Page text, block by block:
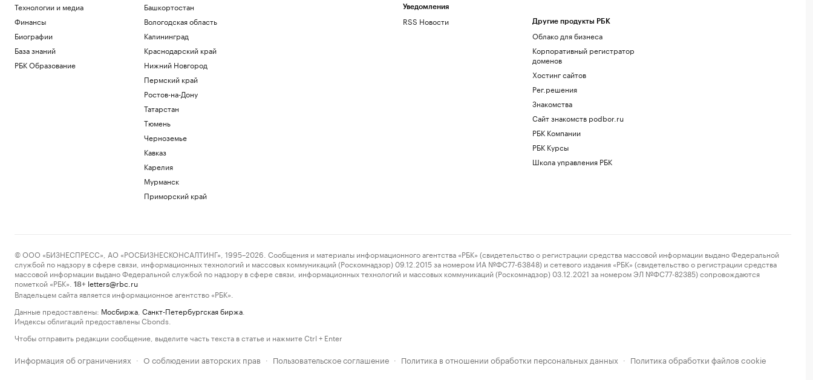
Технологии и медиа
Финансы
Биографии
База знаний
РБК Образование
Башкортостан
Вологодская область
Калининград
Краснодарский край
Нижний Новгород
Пермский край
Ростов-на-Дону
Татарстан
Тюмень
Черноземье
Кавказ
Карелия
Мурманск
Приморский край
Уведомления
RSS Новости Другие продукты РБК
Облако для бизнеса
Корпоративный регистратор
доменов
Хостинг сайтов
Рег.решения
Знакомства
Сайт знакомств podbor.ru
РБК Компании
РБК Курсы
Школа управления РБК
© ООО «БИЗНЕСПРЕСС», АО «РОСБИЗНЕСКОНСАЛТИНГ», 1995–2026. Сообщения и материалы информационного агентства «РБК» (свидетельство о регистрации средства массовой информации выдано Федеральной
службой по надзору в сфере связи, информационных технологий и массовых коммуникаций (Роскомнадзор) 09.12.2015 за номером ИА №ФС77-63848) и сетевого издания «РБК» (свидетельство о регистрации средства
массовой информации выдано Федеральной службой по надзору в сфере связи, информационных технологий и массовых коммуникаций (Роскомнадзор) 03.12.2021 за номером ЭЛ №ФС77-82385) сопровождаются
пометкой «РБК».
18+ letters@rbc.ru
Владельцем сайта является информационное агентство «РБК».
Данные предоставлены: Мосбиржа Санкт-Петербургская биржа
Индексы облигаций предоставлены Cbonds.
Чтобы отправить редакции сообщение, выделите часть текста в статье и нажмите Ctrl + Enter
Информация об ограничениях · О соблюдении авторских прав · Пользовательское соглашение · Политика в отношении обработки персональных данных · Политика обработки файлов cookie